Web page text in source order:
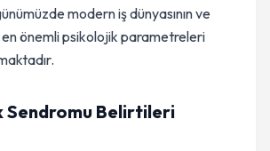
modern iş dünyasının ve
en önemli psikolojik parametreleri
Sendromu Belirtileri